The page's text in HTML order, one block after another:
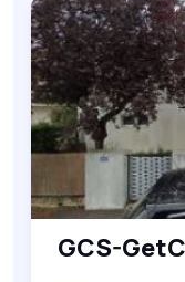
GCS-